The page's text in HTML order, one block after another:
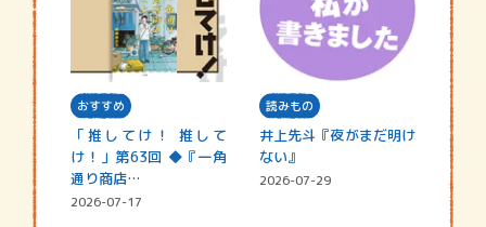
おすすめ
「推してけ！ 推して
け！」第63回 ◆『一角
通り商店…
2026-07-17
読みもの
井上先斗『夜がまだ明け
ない』
2026-07-29